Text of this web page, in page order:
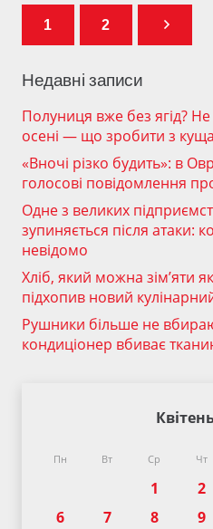
1 2
Недавні записи
Полуниця вже без ягід? Не
осені — що зробити з
«Вночі різко будить»: в
голосові повідомлення
Одне з великих
зупиняється після атаки:
невідомо
Хліб, який можна зім’яти
підхопив новий
Рушники більше не
кондиціонер вбиває
Пн Вт Ср Чт
1 2
6
7 8 9